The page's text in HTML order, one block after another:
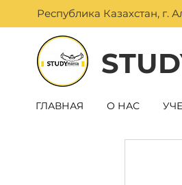
Республика Казахстан, г.
ГЛАВНАЯ О НАС